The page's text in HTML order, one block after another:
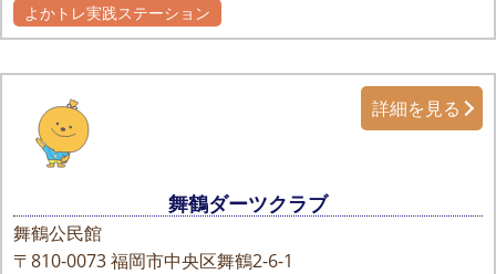
よかトレ実践ステーション
舞鶴ダーツクラブ
舞鶴公民館
〒810-0073福岡市中央区舞鶴2-6-1
詳細を見る